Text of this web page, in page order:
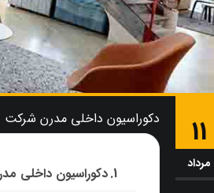
11
مرداد
دکوراسیون داخلی مدرن شرکت و 8 مورد & از مزایای این
دکوراسیون داخلی